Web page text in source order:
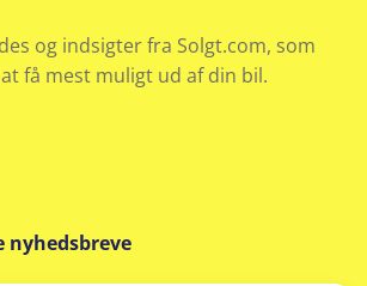
og indsigter fra Solgt.com, som
få mest muligt ud af din bil.
nyhedsbreve